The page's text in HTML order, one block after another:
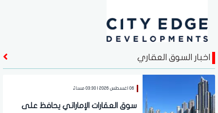
اخبار السوق العقاري
06 اغسطس 2026 | 03:30 مساءً
سوق العقارات الإماراتي يحافظ على